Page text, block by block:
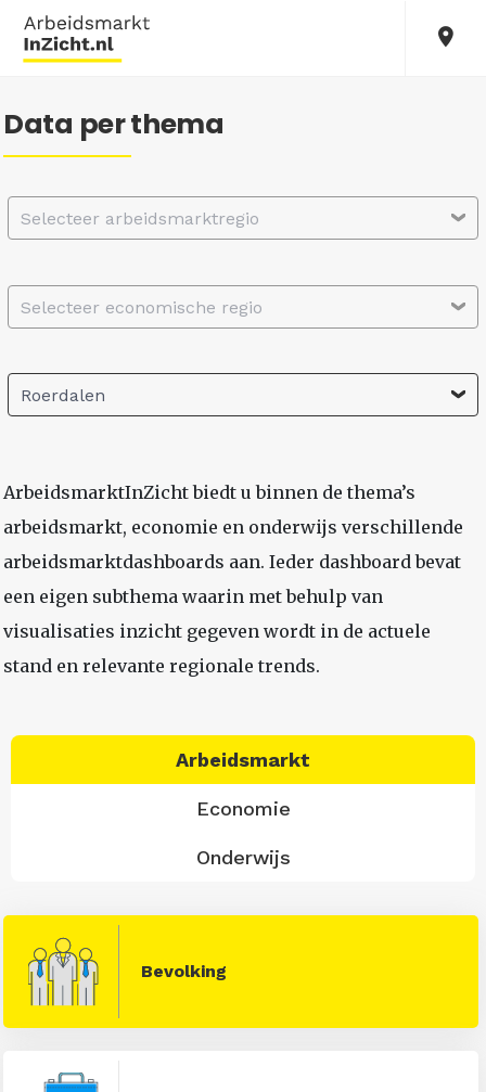
Data per thema
Selecteer arbeidsmarktregio
Selecteer economische regio
Roerdalen
ArbeidsmarktInZicht biedt u binnen de thema’s
arbeidsmarkt, economie en onderwijs verschillende
arbeidsmarktdashboards aan. Ieder dashboard bevat
een eigen subthema waarin met behulp van
visualisaties inzicht gegeven wordt in de actuele
stand en relevante regionale trends.
Arbeidsmarkt
Economie
Onderwijs
Bevolking